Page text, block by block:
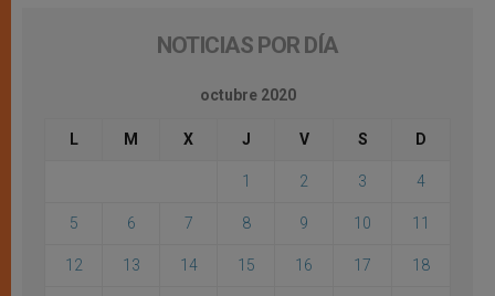
NOTICIAS POR DÍA
octubre 2020
L M X J V S D
1 2 3 4
5 6 7 8 9 10 11
12 13 14 15 16 17 18